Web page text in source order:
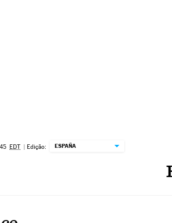
EDT | Edição: ESPAÑA